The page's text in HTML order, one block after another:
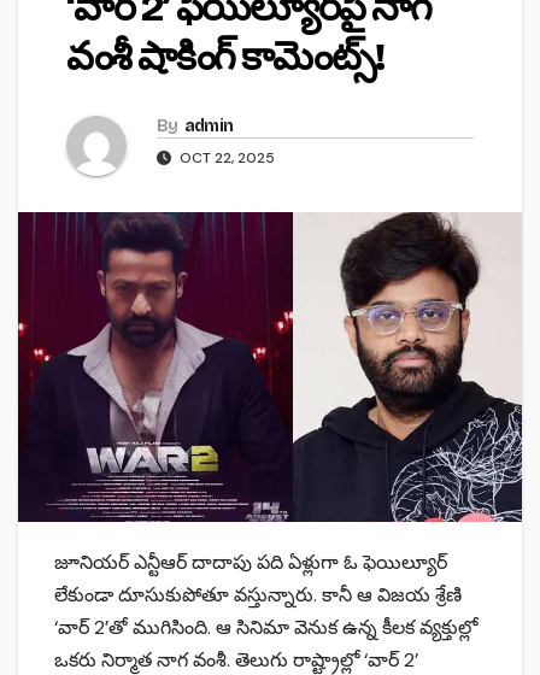
వంశీ షాకింగ్ కామెంట్స్!
By admin
OCT 22, 2025
జూనియర్ ఎన్టీఆర్ దాదాపు పది ఏళ్లుగా ఓ ఫెయిల్యూర్
లేకుండా దూసుకుపోతూ వస్తున్నారు. కానీ ఆ విజయ శ్రేణి
‘వార్ 2’తో ముగిసింది. ఆ సినిమా వెనుక ఉన్న కీలక వ్యక్తుల్లో
ఒకరు నిర్మాత నాగ వంశీ. తెలుగు రాష్ట్రాల్లో ‘వార్ 2’